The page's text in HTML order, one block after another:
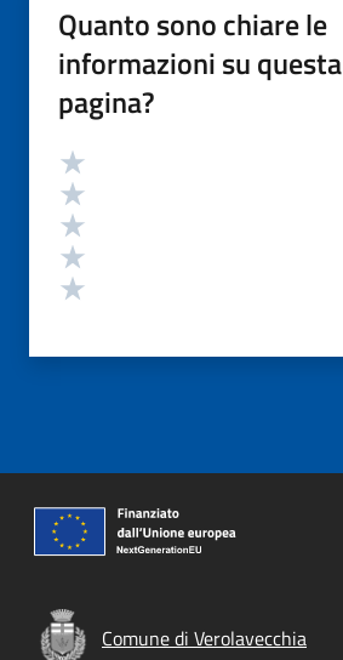
Quanto sono chiare le
informazioni su questa
pagina?
Valutazione
Comune di Verolavecchia